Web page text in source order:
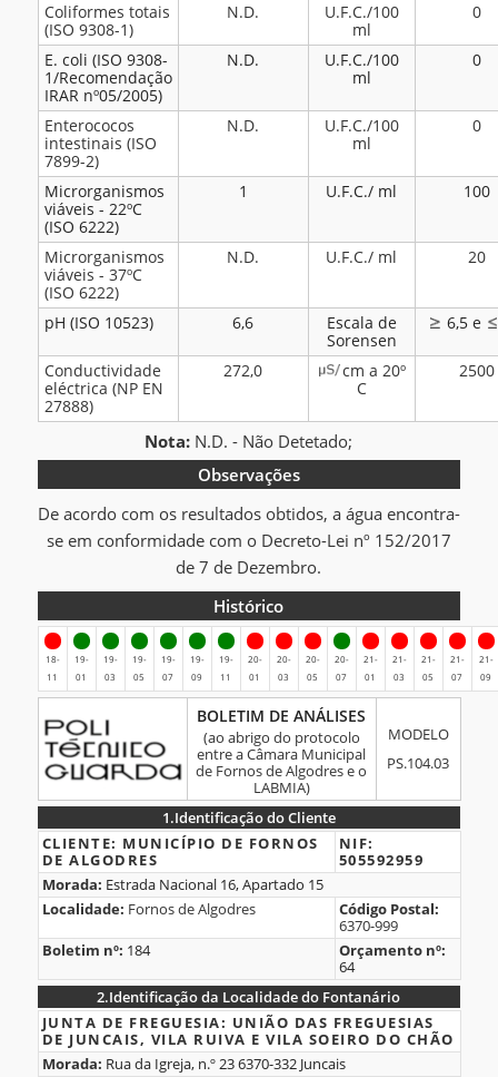
Coliformes totais
(ISO 9308-1)
N.D.
U.F.C./100
ml
0
E. coli (ISO 9308-
1/Recomendação
IRAR nº05/2005)
N.D.
U.F.C./100
ml
0
Enterococos
intestinais (ISO
7899-2)
N.D.
U.F.C./100
ml
0
Microrganismos
viáveis - 22ºC
(ISO 6222)
1 U.F.C./ ml 100
Microrganismos
viáveis - 37ºC
(ISO 6222)
N.D. U.F.C./ ml 20
pH (ISO 10523) 6,6
Escala de
Sorensen
6,5 e
Conductividade
eléctrica (NP EN
27888)
272,0
cm a 20º
C
2500
Nota: N.D. - Não Detetado;
Observações
De acordo com os resultados obtidos, a água encontra-
se em conformidade com o Decreto-Lei nº 152/2017
de 7 de Dezembro.
Histórico
Histórico
18-
11
19-
01
19-
03
19-
05
19-
07
19-
09
19-
11
20-
01
20-
03
20-
05
20-
07
21-
01
21-
03
21-
05
21-
07
21-
09
DE
ANÁLISES
BOLETIM DE ANÁLISES
(ao abrigo do protocolo
entre a Câmara Municipal
de Fornos de Algodres e o
LABMIA)
MODELO
PS.104.03
1.Identificação do Cliente
1.Identificação
do
Cliente
CLIENTE: MUNICÍPIO DE FORNOS
DE ALGODRES
NIF:
505592959
Morada: Estrada Nacional 16, Apartado 15
Localidade: Fornos de Algodres
Código Postal:
6370-999
Boletim nº: 184
Orçamento nº:
64
2.Identificação da Localidade do Fontanário
2.Identificação
da
JUNTA DE FREGUESIA: UNIÃO DAS FREGUESIAS
DE JUNCAIS, VILA RUIVA E VILA SOEIRO DO CHÃO
Morada: Rua da Igreja, n.º 23 6370-332 Juncais